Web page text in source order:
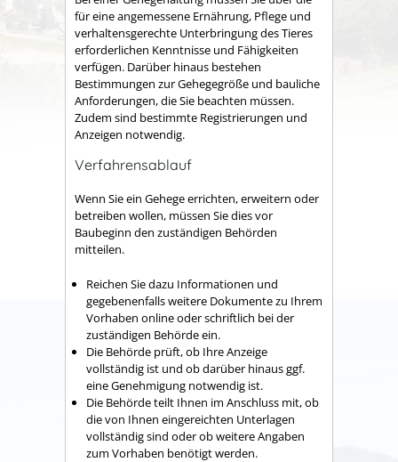
für eine angemessene Ernährung, Pflege und
verhaltensgerechte Unterbringung des Tieres
erforderlichen Kenntnisse und Fähigkeiten
verfügen. Darüber hinaus bestehen
Bestimmungen zur Gehegegröße und bauliche
Anforderungen, die Sie beachten müssen.
Zudem sind bestimmte Registrierungen und
Anzeigen notwendig.
Verfahrensablauf
Wenn Sie ein Gehege errichten, erweitern oder
betreiben wollen, müssen Sie dies vor
Baubeginn den zuständigen Behörden
mitteilen.
Reichen Sie dazu Informationen und
gegebenenfalls weitere Dokumente zu Ihrem
Vorhaben online oder schriftlich bei der
zuständigen Behörde ein.
Die Behörde prüft, ob Ihre Anzeige
vollständig ist und ob darüber hinaus ggf.
eine Genehmigung notwendig ist.
Die Behörde teilt Ihnen im Anschluss mit, ob
die von Ihnen eingereichten Unterlagen
vollständig sind oder ob weitere Angaben
zum Vorhaben benötigt werden.